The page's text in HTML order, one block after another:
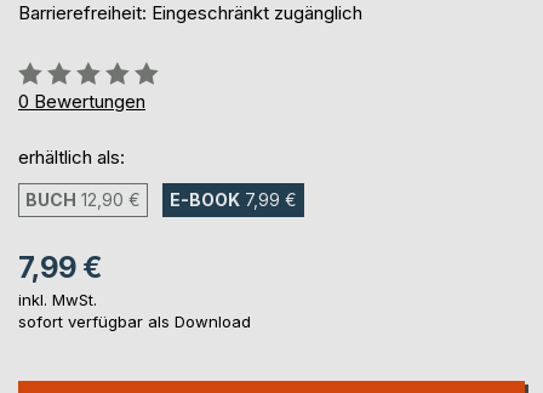
Barrierefreiheit: Eingeschränkt zugänglich
Bewertung::
0%
0 Bewertungen
erhältlich als:
BUCH 12,90 € E-BOOK 7,99 €
7,99 €
inkl. MwSt.
sofort verfügbar als Download